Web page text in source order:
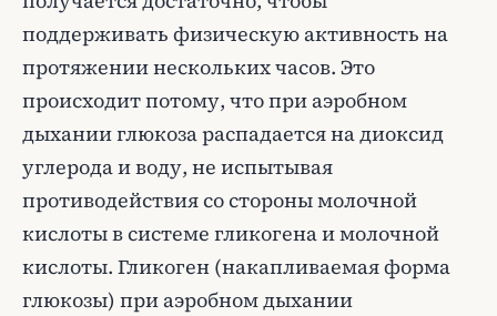
поддерживать физическую активность на
протяжении нескольких часов. Это
происходит потому, что при аэробном
дыхании глюкоза распадается на диоксид
углерода и воду, не испытывая
противодействия со стороны молочной
кислоты в системе гликогена и молочной
кислоты. Гликоген (накапливаемая форма
глюкозы) при аэробном дыхании